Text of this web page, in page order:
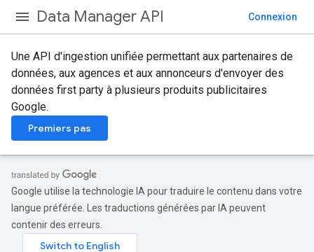
Data Manager API Connexion
Une API d'ingestion unifiée permettant aux partenaires de
données, aux agences et aux annonceurs d'envoyer des
données first party à plusieurs produits publicitaires
Google.
Premiers pas
Google utilise la technologie IA pour traduire le contenu dans votre
langue préférée. Les traductions générées par IA peuvent
contenir des erreurs.